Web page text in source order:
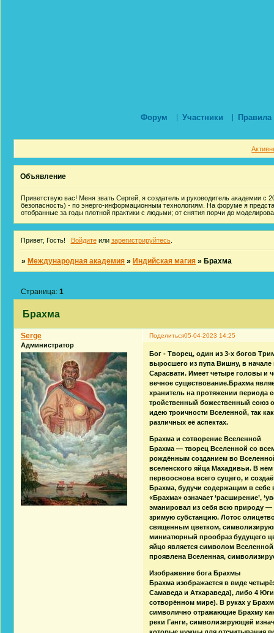
Форум Участники Правила
Объявление
Приветствую вас! Меня звать Сергей, я создатель и руководитель академии с
безопасность) - по энерго-информационным технологиям. На форуме я
отобранные за годы плотной практики с людьми; от снятия порчи до
Привет, Гость! Войдитеили зарегистрируйтесь.
»Международная академия »Индийская магия »Брахма
Брахма
Страница:1
Поделиться05-04-2023 14:25
Serge
Администратор
Бог - Творец, один из 3-х богов
выросшего из пупа Вишну, в начале
Сарасвати. Имеет четыре головы и
вечное существование.Брахма
хранитель на протяжении периода
тройственный божественный союз
идею троичности Вселенной, так
различных её аспектах.
Брахма и сотворение Вселенной
Брахма — творец Вселенной со
рождённым созданием во
вселенского яйца Махадивьи. В
первооснова всего сущего, и
Брахма, будучи содержащим в
«Брахма» означает ‘расширение’,
эманировал из себя всю природу —
зримую субстанцию. Лотос
священным цветком,
миниатюрный прообраз будущего
яйцо является символом
проявлена Вселенная,
Изображение бога Брахмы
Брахма изображается в виде
Самаведа и Атхараведа), либо 4
сотворённом мире). В руках у
символично отражающие Брахму
реки Ганги, символизирующей
которые нужны для отсчитывания